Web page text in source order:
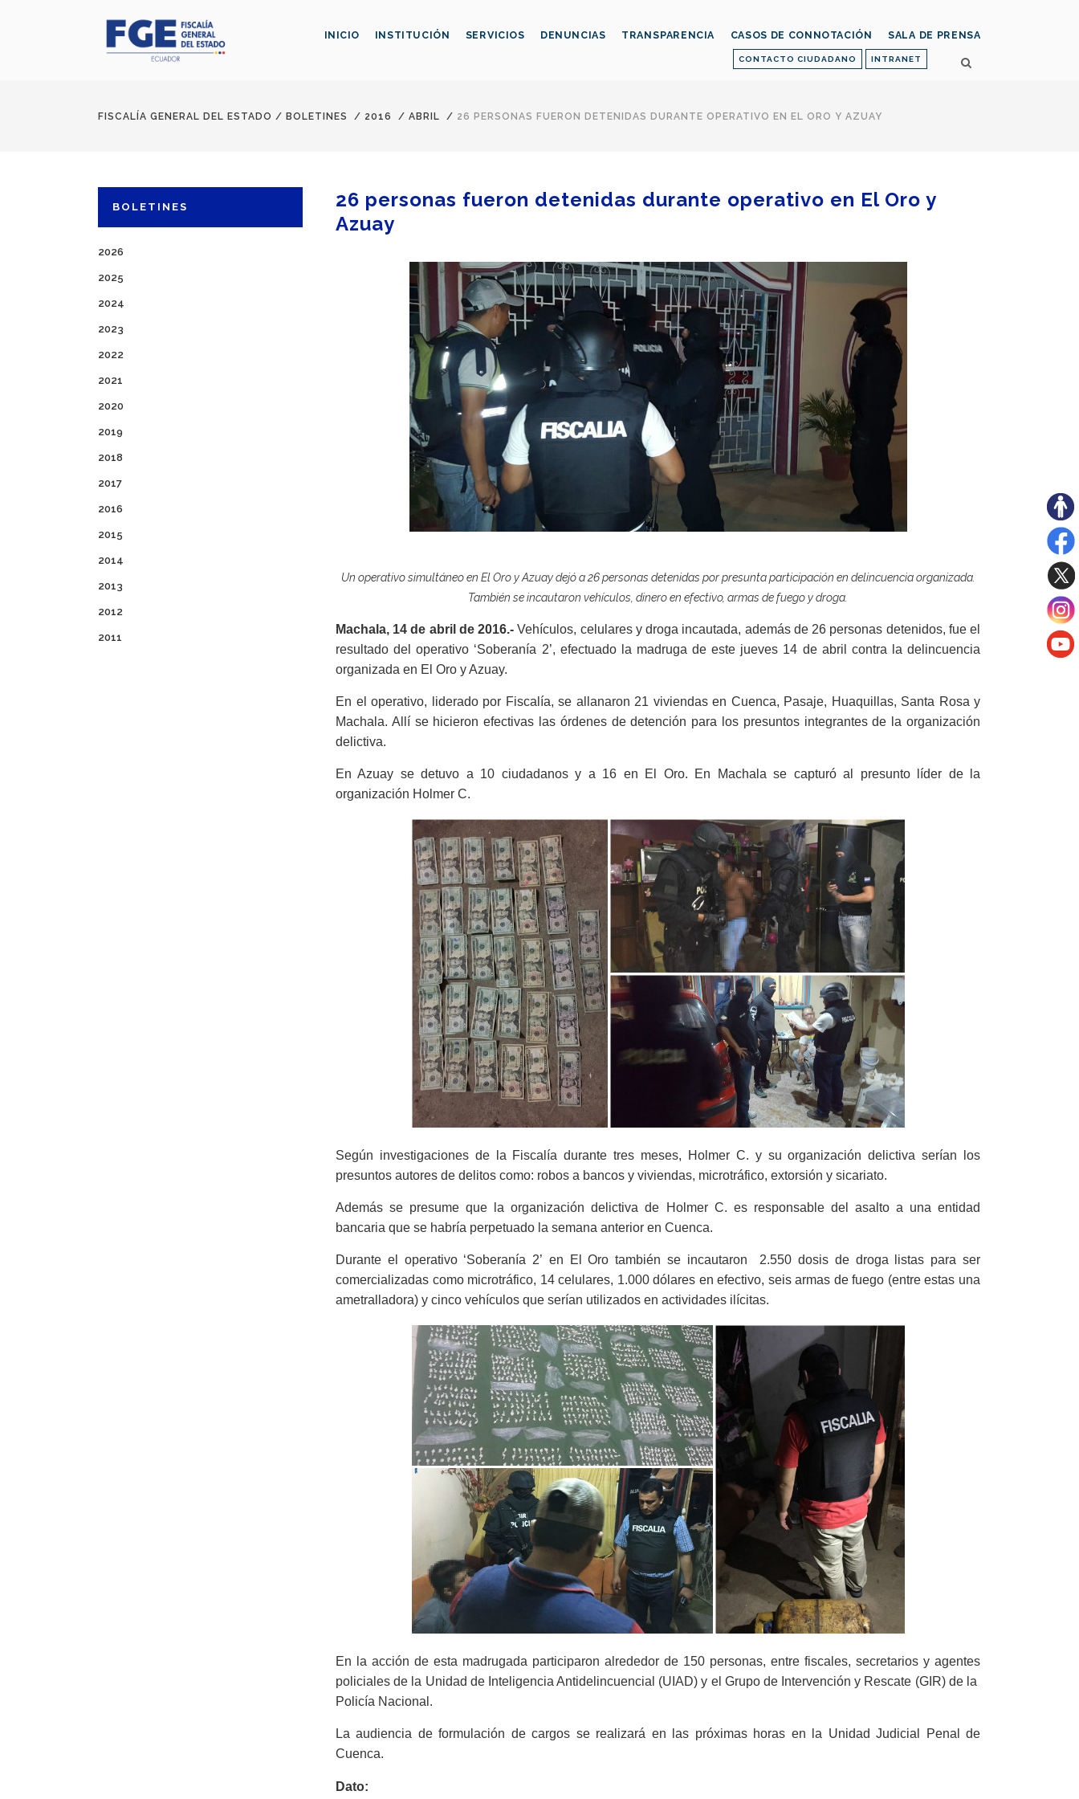
CONTACTO CIUDADANO INTRANET
INICIO INSTITUCIÓN SERVICIOS DENUNCIAS TRANSPARENCIA CASOS DE CONNOTACIÓN SALA DE PRENSA
FISCALÍA GENERAL DEL ESTADO / BOLETINES / 2016 / ABRIL / 26 PERSONAS FUERON DETENIDAS DURANTE OPERATIVO EN EL ORO Y AZUAY
BOLETINES
2026
2025
2024
2023
2022
2021
2020
2019
2018
2017
2016
2015
2014
2013
2012
2011
26 personas fueron detenidas durante operativo en El Oro y
Azuay
Un operativo simultáneo en El Oro y Azuay dejó a 26 personas detenidas por presunta participación en delincuencia organizada.
También se incautaron vehículos, dinero en efectivo, armas de fuego y droga.
Machala, 14 de abril de 2016.- Vehículos, celulares y droga incautada, además de 26 personas detenidos, fue el
resultado del operativo ‘Soberanía 2’, efectuado la madruga de este jueves 14 de abril contra la delincuencia
organizada en El Oro y Azuay.
En el operativo, liderado por Fiscalía, se allanaron 21 viviendas en Cuenca, Pasaje, Huaquillas, Santa Rosa y
Machala. Allí se hicieron efectivas las órdenes de detención para los presuntos integrantes de la organización
delictiva.
En Azuay se detuvo a 10 ciudadanos y a 16 en El Oro. En Machala se capturó al presunto líder de la
organización Holmer C.
Según investigaciones de la Fiscalía durante tres meses, Holmer C. y su organización delictiva serían los
presuntos autores de delitos como: robos a bancos y viviendas, microtráfico, extorsión y sicariato.
Además se presume que la organización delictiva de Holmer C. es responsable del asalto a una entidad
bancaria que se habría perpetuado la semana anterior en Cuenca.
Durante el operativo ‘Soberanía 2’ en El Oro también se incautaron 2.550 dosis de droga listas para ser
comercializadas como microtráfico, 14 celulares, 1.000 dólares en efectivo, seis armas de fuego (entre estas una
ametralladora) y cinco vehículos que serían utilizados en actividades ilícitas.
En la acción de esta madrugada participaron alrededor de 150 personas, entre fiscales, secretarios y agentes
policiales de la Unidad de Inteligencia Antidelincuencial (UIAD) y el Grupo de Intervención y Rescate (GIR) de la
Policía Nacional.
La audiencia de formulación de cargos se realizará en las próximas horas en la Unidad Judicial Penal de
Cuenca.
Dato: